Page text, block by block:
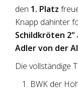
den 1. Platz
Knapp dahinter
Schildkröten 2“
Adler von der
Die vollständige
BWK der